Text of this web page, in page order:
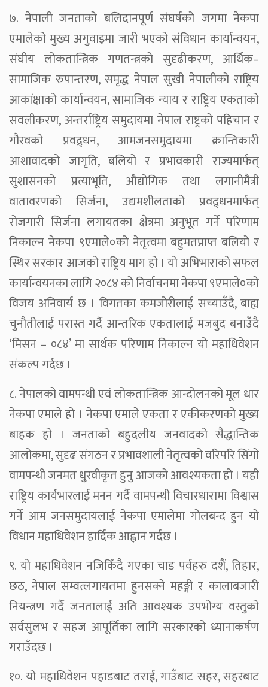
७. नेपाली जनताको बलिदानपूर्ण संघर्षको जगमा नेकपा
एमालेको मुख्य अगुवाइमा जारी भएको संविधान कार्यान्वयन,
संघीय लोकतान्त्रिक गणतन्त्रको सुदृढीकरण, आर्थिक–
सामाजिक रुपान्तरण, समृद्ध नेपाल सुखी नेपालीको राष्ट्रिय
आकांक्षाको कार्यान्वयन, सामाजिक न्याय र राष्ट्रिय एकताको
सवलीकरण, अन्तर्राष्ट्रिय समुदायमा नेपाल राष्ट्रको पहिचान र
गौरवको प्रवद्र्धन, आमजनसमुदायमा क्रान्तिकारी
आशावादको जागृति, बलियो र प्रभावकारी राज्यमार्फत्
सुशासनको प्रत्याभूति, औद्योगिक तथा लगानीमैत्री
वातावरणको सिर्जना, उद्यमशीलताको प्रवद्र्धनमार्फत्
रोजगारी सिर्जना लगायतका क्षेत्रमा अनुभूत गर्ने परिणाम
निकाल्न नेकपा ९एमाले०को नेतृत्वमा बहुमतप्राप्त बलियो र
स्थिर सरकार आजको राष्ट्रिय माग हो । यो अभिभाराको सफल
कार्यान्वयनका लागि २०८४ को निर्वाचनमा नेकपा ९एमाले०को
विजय अनिवार्य छ । विगतका कमजोरीलाई सच्याउँदै, बाह्य
चुनौतीलाई परास्त गर्दै आन्तरिक एकतालाई मजबुद बनाउँदै
‘मिसन – ०८४’ मा सार्थक परिणाम निकाल्न यो महाधिवेशन
संकल्प गर्दछ ।
८. नेपालको वामपन्थी एवं लोकतान्त्रिक आन्दोलनको मूल धार
नेकपा एमाले हो । नेकपा एमाले एकता र एकीकरणको मुख्य
बाहक हो । जनताको बहुदलीय जनवादको सैद्धान्तिक
आलोकमा, सुदृढ संगठन र प्रभावशाली नेतृत्वको वरिपरि सिंगो
वामपन्थी जनमत धु्रवीकृत हुनु आजको आवश्यकता हो । यही
राष्ट्रिय कार्यभारलाई मनन गर्दै वामपन्थी विचारधारामा विश्वास
गर्ने आम जनसमुदायलाई नेकपा एमालेमा गोलबन्द हुन यो
विधान महाधिवेशन हार्दिक आह्वान गर्दछ ।
९. यो महाधिवेशन नजिकिँदै गएका चाड पर्वहरु दशैं, तिहार,
छठ, नेपाल सम्वत्लगायतमा हुनसक्ने महङ्गी र कालाबजारी
नियन्त्रण गर्दै जनतालाई अति आवश्यक उपभोग्य वस्तुको
सर्वसुलभ र सहज आपूर्तिका लागि सरकारको ध्यानाकर्षण
गराउँदछ ।
१०. यो महाधिवेशन पहाडबाट तराई, गाउँबाट सहर, सहरबाट